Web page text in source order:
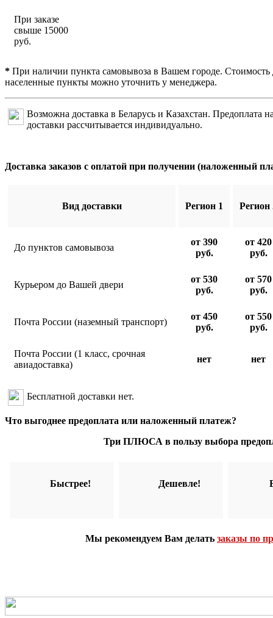
При заказе
свыше 15000
руб.
* При наличии пункта самовывоза в Вашем городе. Стоимость
населенные пункты можно уточнить у менеджера.
Возможна доставка в Беларусь и Казахстан. Предоплата
доставки рассчитывается индивидуально.
Доставка заказов с оплатой при получении (наложенный
Вид доставки Регион 1 Регион
До пунктов самовывоза
от 390
руб.
от 420
руб.
Курьером до Вашей двери
от 530
руб.
от 570
руб.
Почта России (наземный транспорт)
от 450
руб.
от 550
руб.
Почта России (1 класс, срочная
авиадоставка)
нет нет
Бесплатной доставки нет.
Что выгоднее предоплата или наложенный платеж?
Три ПЛЮСА в пользу выбора
Быстрее! Дешевле!
Мы рекомендуем Вам делать заказы по